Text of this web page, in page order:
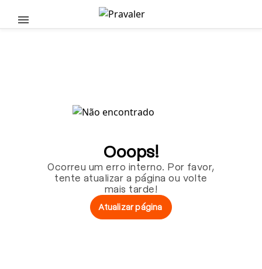
Pular para o conteúdo principal
Ooops!
Ocorreu um erro interno. Por favor,
tente atualizar a página ou volte
mais tarde!
Atualizar página